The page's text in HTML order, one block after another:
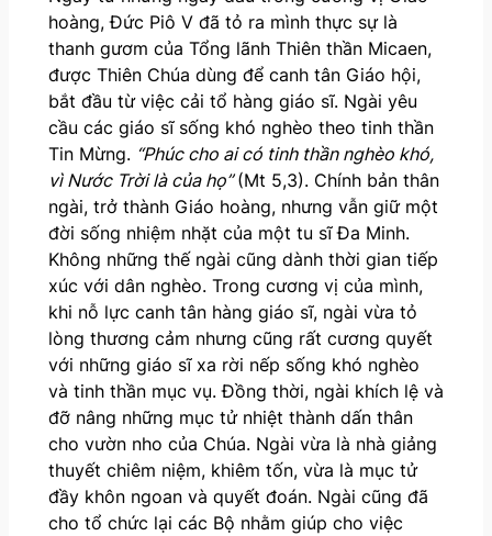
hoàng, Đức Piô V đã tỏ ra mình thực sự là
thanh gươm của Tổng lãnh Thiên thần Micaen,
được Thiên Chúa dùng để canh tân Giáo hội,
bắt đầu từ việc cải tổ hàng giáo sĩ. Ngài yêu
cầu các giáo sĩ sống khó nghèo theo tinh thần
Tin Mừng. “Phúc cho ai có tinh thần nghèo khó,
vì Nước Trời là của họ”(Mt 5,3). Chính bản thân
ngài, trở thành Giáo hoàng, nhưng vẫn giữ một
đời sống nhiệm nhặt của một tu sĩ Đa Minh.
Không những thế ngài cũng dành thời gian tiếp
xúc với dân nghèo. Trong cương vị của mình,
khi nỗ lực canh tân hàng giáo sĩ, ngài vừa tỏ
lòng thương cảm nhưng cũng rất cương quyết
với những giáo sĩ xa rời nếp sống khó nghèo
và tinh thần mục vụ. Đồng thời, ngài khích lệ và
đỡ nâng những mục tử nhiệt thành dấn thân
cho vườn nho của Chúa. Ngài vừa là nhà giảng
thuyết chiêm niệm, khiêm tốn, vừa là mục tử
đầy khôn ngoan và quyết đoán. Ngài cũng đã
cho tổ chức lại các Bộ nhằm giúp cho việc